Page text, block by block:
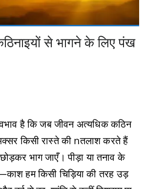
से भागने के लिए पंख
है कि जब जीवन अत्यधिक कठिन
किसी रास्ते की nतलाश करते हैं
भाग जाएँ। पीड़ा या तनाव के
हम किसी चिड़िया की तरह उड़